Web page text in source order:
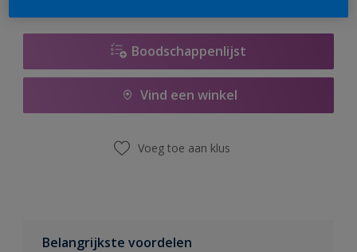
Boodschappenlijst
Vind een winkel
Voeg toe aan klus
Belangrijkste voordelen